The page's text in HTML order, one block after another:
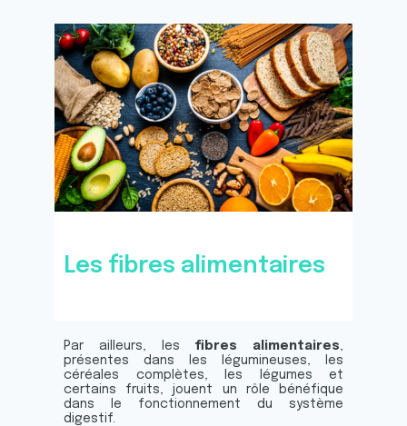
Les fibres alimentaires
Par ailleurs, les fibres alimentaires
présentes dans les légumineuses, les
céréales complètes, les légumes et
certains fruits, jouent un rôle bénéfique
dans le fonctionnement du système
digestif.